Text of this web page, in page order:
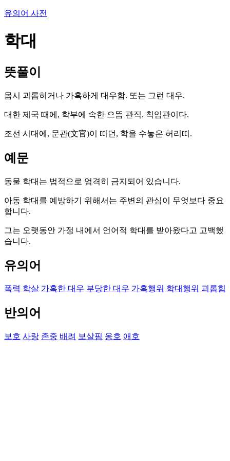
유의어 사전
학대
뜻풀이
몹시 괴롭히거나 가혹하게 대우함. 또는 그런 대우.
대한 제국 때에, 학부에 속한 으뜸 관직. 칙임관이다.
조선 시대에, 문관(文官)이 띠던, 학을 수놓은 허리띠.
예문
동물 학대는 법적으로 엄격히 금지되어 있습니다.
아동 학대를 예방하기 위해서는 주변의 관심이 무엇보다 중요
합니다.
그는 오랫동안 가정 내에서 언어적 학대를 받아왔다고 고백했
습니다.
유의어
폭력 학살 가혹한 대우 부당한 대우 가혹행위 학대행위 괴롭힘
반의어
보호 사랑 존중 배려 보살핌 옹호 애호